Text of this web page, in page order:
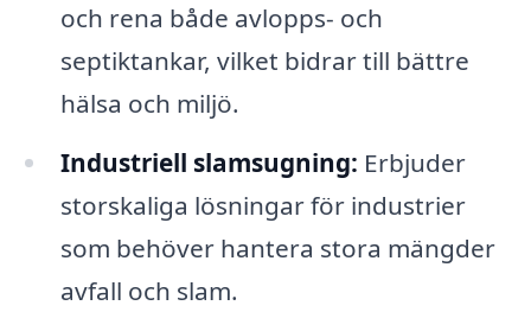
och rena både avlopps- och
septiktankar, vilket bidrar till bättre
hälsa och miljö.
Industriell slamsugning: Erbjuder
storskaliga lösningar för industrier
som behöver hantera stora mängder
avfall och slam.